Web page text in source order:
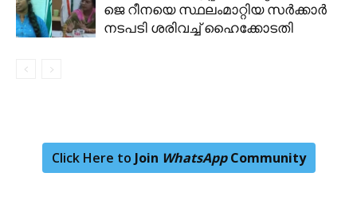
ജെ റീനയെ സ്ഥലംമാറ്റിയ സര്‍ക്കാര്‍
നടപടി ശരിവച്ച് ഹൈക്കോടതി
Click Here to Join WhatsAppCommunity